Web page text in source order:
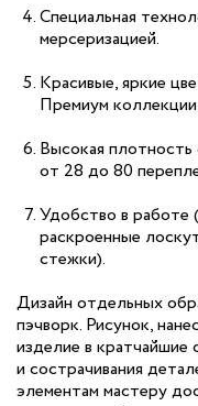
Специальная
мерсеризацией.
Красивые, яркие
Премиум
Высокая плотность
от 28 до 80
Удобство в работе
раскроенные
стежки).
Дизайн отдельных
пэчворк. Рисунок,
изделие в кратчайшие
и сострачивания
элементам мастеру